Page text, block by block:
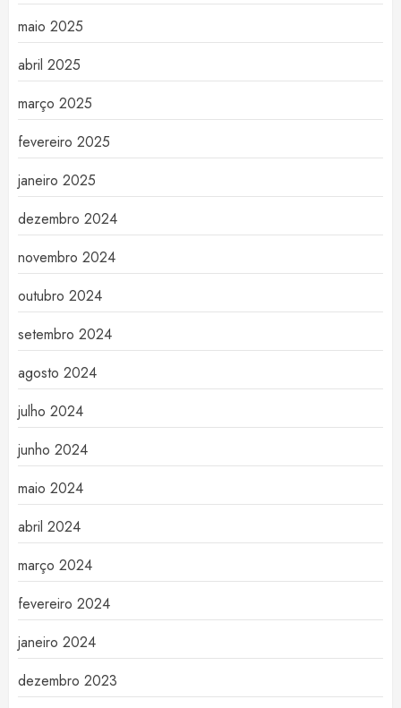
maio 2025
abril 2025
março 2025
fevereiro 2025
janeiro 2025
dezembro 2024
novembro 2024
outubro 2024
setembro 2024
agosto 2024
julho 2024
junho 2024
maio 2024
abril 2024
março 2024
fevereiro 2024
janeiro 2024
dezembro 2023